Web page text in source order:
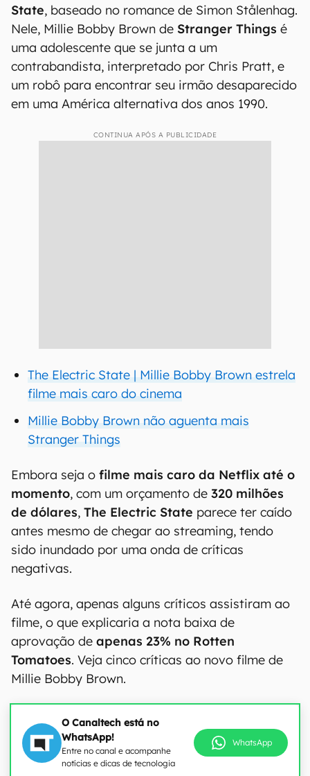
State, baseado no romance de Simon Stålenhag.
Nele, Millie Bobby Brown de Stranger Things é
uma adolescente que se junta a um
contrabandista, interpretado por Chris Pratt, e
um robô para encontrar seu irmão desaparecido
em uma América alternativa dos anos 1990.
CONTINUA APÓS A PUBLICIDADE
The Electric State | Millie Bobby Brown estrela
filme mais caro do cinema
Millie Bobby Brown não aguenta mais
Stranger Things
Embora seja o filme mais caro da Netflix até o
momento, com um orçamento de 320 milhões
de dólares, The Electric State parece ter caído
antes mesmo de chegar ao streaming, tendo
sido inundado por uma onda de críticas
negativas.
Até agora, apenas alguns críticos assistiram ao
filme, o que explicaria a nota baixa de
aprovação de apenas 23% no Rotten
Tomatoes. Veja cinco críticas ao novo filme de
Millie Bobby Brown.
O Canaltech está no
WhatsApp!
Entre no canal e acompanhe
notícias e dicas de tecnologia
WhatsApp